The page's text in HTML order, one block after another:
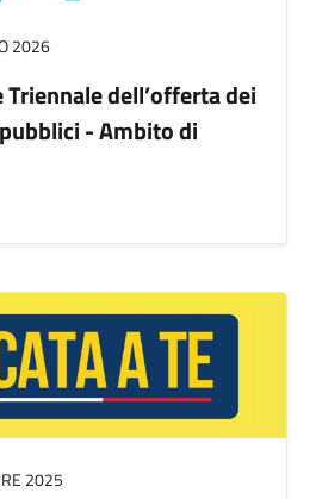
2026
Triennale dell’offerta dei
- Ambito di
2025